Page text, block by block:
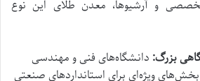
تخصصی و آرشیوها، معدن طلای این نوع
بزرگ: دانشگاه‌های فنی و مهندسی
بخش‌های ویژه‌ای برای استانداردهای صنعتی